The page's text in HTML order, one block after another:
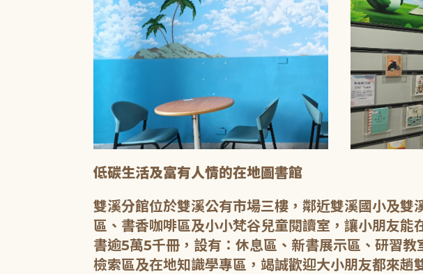
低碳生活及富有人情的在地圖書館
雙溪分館位於雙溪公有市場三樓，鄰近雙溪國小及
區、書香咖啡區及小小梵谷兒童閱讀室，讓小朋友
書逾5萬5千冊，設有：休息區、新書展示區、研習
檢索區及在地知識學專區，竭誠歡迎大小朋友都來趟